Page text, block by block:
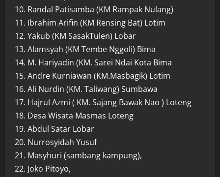
10. Randal Patisamba (KM Rampak Nulang)
11. Ibrahim Arifin (KM Rensing Bat) Lotim
12. Yakub (KM SasakTulen) Lobar
13. Alamsyah (KM Tembe Nggoli) Bima
14. M. Hariyadin (KM. Sarei Ndai Kota Bima
15. Andre Kurniawan (KM.Masbagik) Lotim
16. Ali Nurdin (KM. Taliwang) Sumbawa
17. Hajrul Azmi ( KM. Sajang Bawak Nao ) Loteng
18. Desa Wisata Masmas Loteng
19. Abdul Satar Lobar
20. Nurrosyidah Yusuf
21. Masyhuri (sambang kampung),
22. Joko Pitoyo,